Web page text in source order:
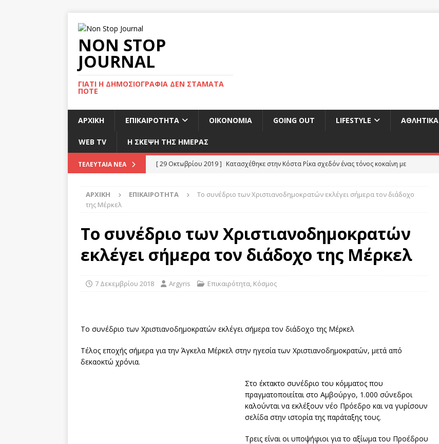
NON STOP
JOURNAL
ΓΙΑΤΊ Η ΔΗΜΟΣΙΟΓΡΑΦΊΑ ΔΕΝ ΣΤΑΜΑΤΆ
ΠΟΤΈ
ΑΡΧΙΚΉ ΕΠΙΚΑΙΡΌΤΗΤΑ ΟΙΚΟΝΟΜΊΑ GOING OUT LIFESTYLE ΑΘΛΗΤΙΚΆ
WEB TV Η ΣΚΕΨΗ ΤΗΣ ΗΜΕΡΑΣ
ΤΕΛΕΥΤΑΊΑ ΝΈΑ [ 29 Οκτωβρίου 2019 ] Κατασχέθηκε στην Κόστα Ρίκα σχεδόν ένας τόνος κοκαίνη με
[ 29 Οκτωβρίου 2019 ] Ήττα Τζόνσον στην πρόταση για εκλογές και νέα προσπάθεια για
[ 29 Οκτωβρίου 2019 ]
Στο ΓΝ Λευκωσίας 13χρονη μετά από σοβαρό τραυματισμό της
σε τροχαίο στην Πάφο
ΕΠΙΚΑΙΡΌΤΗΤΑ
ΕΠΙΚΑΙΡΌΤΗΤΑ
ΑΡΧΙΚΉ ΕΠΙΚΑΙΡΌΤΗΤΑ
Το συνέδριο των Χριστιανοδημοκρατών εκλέγει σήμερα τον διάδοχο
της Μέρκελ
Το συνέδριο των Χριστιανοδημοκρατών
εκλέγει σήμερα τον διάδοχο της Μέρκελ
7 Δεκεμβρίου 2018 Argyris Επικαιρότητα, Κόσμος
Το συνέδριο των Χριστιανοδημοκρατών εκλέγει σήμερα τον διάδοχο της Μέρκελ
Τέλος εποχής σήμερα για την Άγκελα Μέρκελ στην ηγεσία των Χριστιανοδημοκρατών, μετά από
δεκαοκτώ χρόνια.
Στο έκτακτο συνέδριο του κόμματος που
πραγματοποιείται στο Αμβούργο, 1.000 σύνεδροι
καλούνται να εκλέξουν νέο Πρόεδρο και να γυρίσουν
σελίδα στην ιστορία της παράταξης τους.
Τρεις είναι οι υποψήφιοι για το αξίωμα του Προέδρου